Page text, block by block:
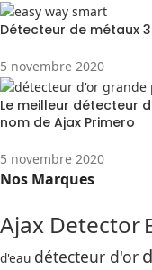
Détecteur de métaux
5 novembre 2020
Le meilleur détecteur
nom de Ajax Primero
5 novembre 2020
Nos Marques
Ajax Detector
d'eau détecteur d'or